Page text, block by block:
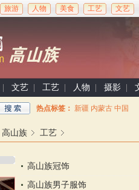
旅游 人物 美食 工艺 文艺
文艺 工艺 人物 摄影
热点标签： 新疆 内蒙古 中国
高山族 工艺
高山族冠饰
高山族男子服饰